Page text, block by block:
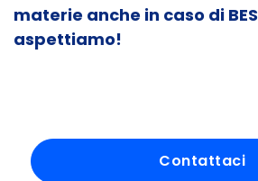
materie anche in caso di BES
aspettiamo!
Contattaci